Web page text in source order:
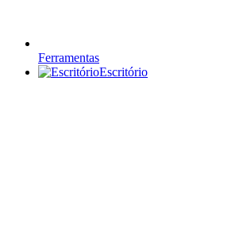
Ferramentas
Escritório